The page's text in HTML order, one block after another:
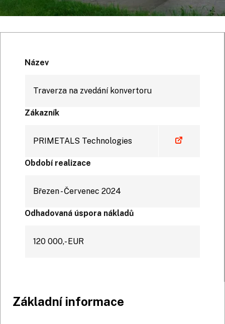
Název
Traverza na zvedání konvertoru
Zákazník
PRIMETALS Technologies
Období realizace
Březen - Červenec 2024
Odhadovaná úspora nákladů
120 000,- EUR
Základní informace